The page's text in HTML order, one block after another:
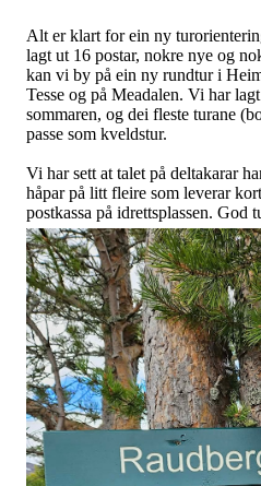
Alt er klart for ein ny
lagt ut 16 postar, nokre nye og
kan vi by på ein ny rundtur i
Tesse og på Meadalen. Vi har
sommaren, og dei fleste turane
passe som kveldstur.
Vi har sett at talet på deltakarar
håpar på litt fleire som leverar
postkassa på idrettsplassen. God